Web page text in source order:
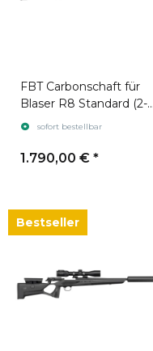
FBT Carbonschaft für
Blaser R8 Standard (2-
part)sofort bestellbar
1.790,00 € *
Bestseller